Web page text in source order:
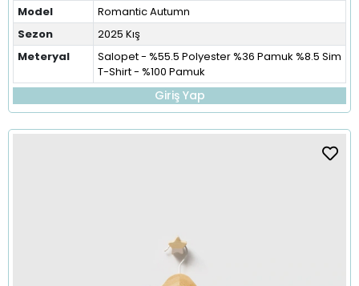
Model
Romantic Autumn
Sezon
2025 Kış
Meteryal
Salopet - %55.5 Polyester %36 Pamuk %8.5 Sim
T-Shirt - %100 Pamuk
Giriş Yap